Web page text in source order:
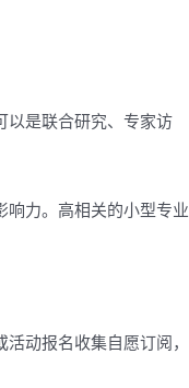
以是联合研究、专家访
响力。高相关的小型专业
动报名收集自愿订阅，